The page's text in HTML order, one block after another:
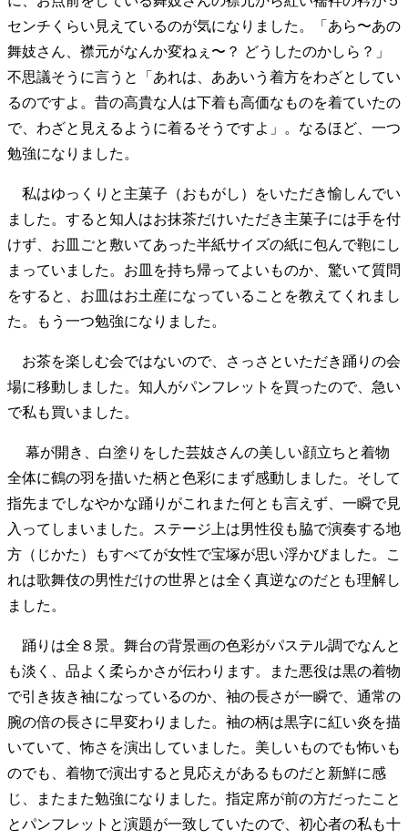
センチくらい見えているのが気になりました。「あら〜あの
舞妓さん、襟元がなんか変ねぇ〜？ どうしたのかしら？」
不思議そうに言うと「あれは、ああいう着方をわざとしてい
るのですよ。昔の高貴な人は下着も高価なものを着ていたの
で、わざと見えるように着るそうですよ」。なるほど、一つ
勉強になりました。
私はゆっくりと主菓子（おもがし）をいただき愉しんでい
ました。すると知人はお抹茶だけいただき主菓子には手を付
けず、お皿ごと敷いてあった半紙サイズの紙に包んで鞄にし
まっていました。お皿を持ち帰ってよいものか、驚いて質問
をすると、お皿はお土産になっていることを教えてくれまし
た。もう一つ勉強になりました。
お茶を楽しむ会ではないので、さっさといただき踊りの会
場に移動しました。知人がパンフレットを買ったので、急い
で私も買いました。
幕が開き、白塗りをした芸妓さんの美しい顔立ちと着物
全体に鶴の羽を描いた柄と色彩にまず感動しました。そして
指先までしなやかな踊りがこれまた何とも言えず、一瞬で見
入ってしまいました。ステージ上は男性役も脇で演奏する地
方（じかた）もすべてが女性で宝塚が思い浮かびました。こ
れは歌舞伎の男性だけの世界とは全く真逆なのだとも理解し
ました。
踊りは全８景。舞台の背景画の色彩がパステル調でなんと
も淡く、品よく柔らかさが伝わります。また悪役は黒の着物
で引き抜き袖になっているのか、袖の長さが一瞬で、通常の
腕の倍の長さに早変わりました。袖の柄は黒字に紅い炎を描
いていて、怖さを演出していました。美しいものでも怖いも
のでも、着物で演出すると見応えがあるものだと新鮮に感
じ、またまた勉強になりました。指定席が前の方だったこと
とパンフレットと演題が一致していたので、初心者の私も十